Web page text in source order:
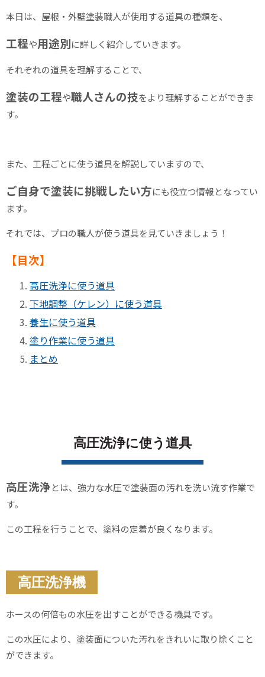
本日は、屋根・外壁塗装職人が使用する道具の種類を、
工程や用途別に詳しく紹介していきます。
それぞれの道具を理解することで、
塗装の工程や職人さんの技をより理解することができま
す。
また、工程ごとに使う道具を解説していますので、
ご自身で塗装に挑戦したい方にも役立つ情報となってい
ます。
それでは、プロの職人が使う道具を見ていきましょう！
【目次】
高圧洗浄に使う道具
下地調整（ケレン）に使う道具
養生に使う道具
塗り作業に使う道具
まとめ
高圧洗浄に使う道具
高圧洗浄とは、強力な水圧で塗装面の汚れを洗い流す作業で
す。
この工程を行うことで、塗料の定着が良くなります。
高圧洗浄機
ホースの何倍もの水圧を出すことができる機具です。
この水圧により、塗装面についた汚れをきれいに取り除くこと
ができます。